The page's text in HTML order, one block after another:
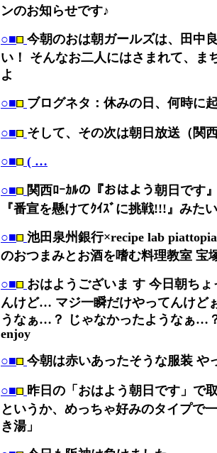
ンのお知らせです♪
○■ 今朝のおは朝ガールズは、田中
い！ そんなお二人にはさまれて、ま
よ
○■ ブログネタ：休みの日、何時に
○■
そして、その次は朝日放送（関
○■
( …
○■ 関西ﾛｰｶﾙの『おはよう朝日です
『番宣を懸けてｸｲｽﾞに挑戦!!!』みた
○■ 池田泉州銀行×recipe lab
のおつまみとお酒を嗜む料理教室 宝
○■ おはようございま す 今日朝ち
んけど… マジ一瞬だけやってんけど
うなぁ…？ じゃなかったようなぁ…
enjoy
○■ 今朝は赤いあったそうな服装 や
○■ 昨日の「おはよう朝日です」で
というか、めっちゃ好みのタイプで
き湯」